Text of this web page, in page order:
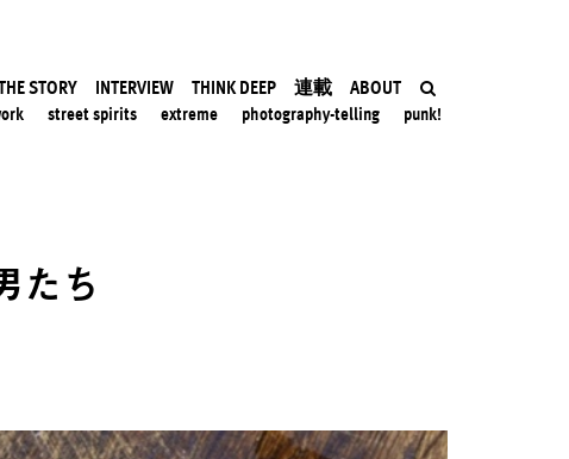
STORY INTERVIEW THINK DEEP 連載 ABOUT
street spirits extreme photography-telling punk!
たち